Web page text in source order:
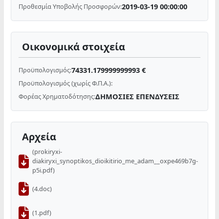
Προθεσμία Υποβολής Προσφορών:2019-03-19 00:00:00
Οικονομικά στοιχεία
Προϋπολογισμός:74331.179999999993 €
Προϋπολογισμός (χωρίς Φ.Π.Α.):
Φορέας Χρηματοδότησης:ΔΗΜΟΣΙΕΣ ΕΠΕΝΔΥΣΕΙΣ
Αρχεία
(prokiryxi-
diakiryxi_synoptikos_dioikitirio_me_adam__oxpe469b7g-
p5i.pdf)
(4.doc)
(1.pdf)